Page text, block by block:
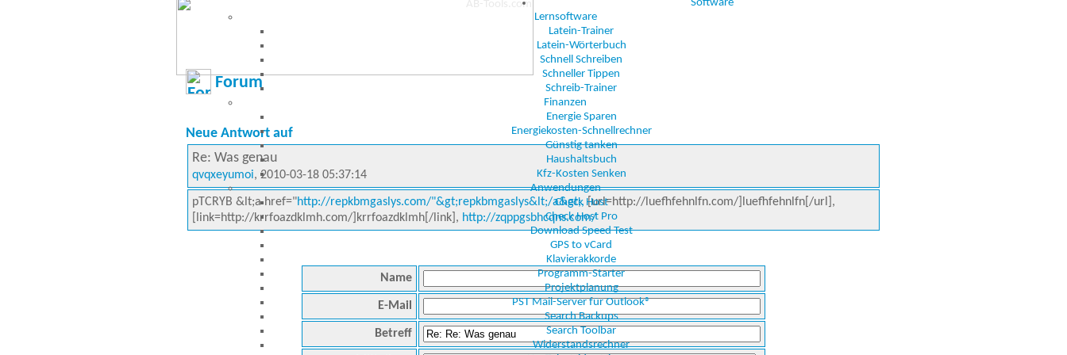
Software
Lernsoftware
Latein-Trainer
Latein-Wörterbuch
Schnell Schreiben
Schneller Tippen
Schreib-Trainer
Finanzen
Energie Sparen
Energiekosten-Schnellrechner
Günstig tanken
Haushaltsbuch
Kfz-Kosten Senken
Anwendungen
Check Host
Check Host Pro
Download Speed Test
GPS to vCard
Klavierakkorde
Programm-Starter
Projektplanung
PST Mail-Server für Outlook®
Search Backups
Search Toolbar
Widerstandsrechner
Forum
Neue Antwort auf
Re: Was genau
qvqxeyumoi, 2010-03-18 05:37:14
pTCRYB &lt;a href="http://repkbmgaslys.com/"&gt;repkbmgaslys&lt;/a&gt;, [url=http://luefhfehnlfn.com/]luefhfehnlfn[/url],
[link=http://krrfoazdklmh.com/]krrfoazdklmh[/link], http://zqppgsbhcqns.com/
Name
E-Mail
Betreff